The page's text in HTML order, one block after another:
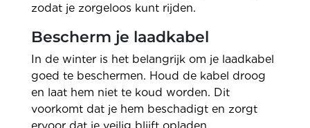
zodat je zorgeloos kunt rijden.
Bescherm je laadkabel
In de winter is het belangrijk om je laadkabel
goed te beschermen. Houd de kabel droog
en laat hem niet te koud worden. Dit
voorkomt dat je hem beschadigt en zorgt